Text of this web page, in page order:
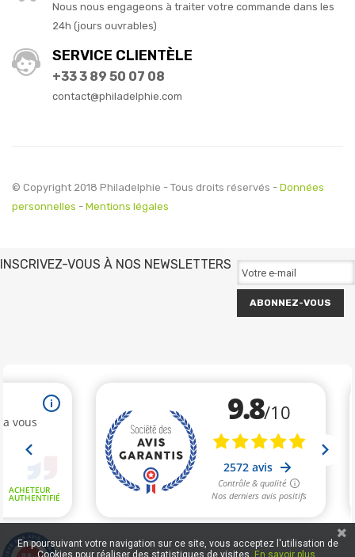
Nous nous engageons à traiter votre commande dans les
24h (jours ouvrables)
SERVICE CLIENTÈLE
+33 3 89 50 07 08
contact@philadelphie.com
© Copyright 2018 Philadelphie - Tous droits réservés - Données
personnelles - Mentions légales
INSCRIVEZ-VOUS À NOS NEWSLETTERS
ABONNEZ-VOUS
En poursuivant votre navigation sur ce site, vous acceptez l'utilisation de
Cookies pour réaliser des statistiques de visites.
En savoir plus.